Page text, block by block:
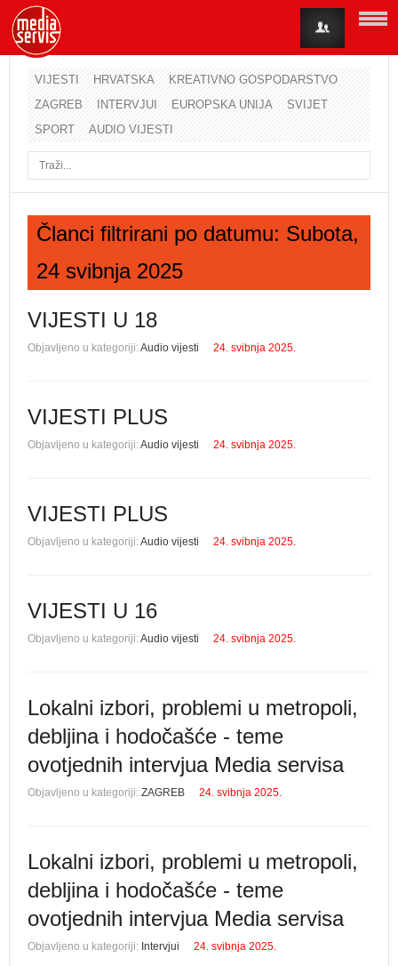
VIJESTI HRVATSKA
KREATIVNO GOSPODARSTVO
ZAGREB
INTERVJUI EUROPSKA UNIJA
SVIJET
SPORT
AUDIO VIJESTI
Članci filtrirani po datumu: Subota,
24 svibnja 2025
VIJESTI U 18
Objavljeno u kategoriji:Audio vijesti 24. svibnja 2025.
VIJESTI PLUS
Objavljeno u kategoriji:Audio vijesti 24. svibnja 2025.
VIJESTI PLUS
Objavljeno u kategoriji:Audio vijesti 24. svibnja 2025.
VIJESTI U 16
Objavljeno u kategoriji:Audio vijesti 24. svibnja 2025.
Lokalni izbori, problemi u metropoli,
debljina i hodočašće - teme
ovotjednih intervjua Media servisa
Objavljeno u kategoriji: ZAGREB 24. svibnja 2025.
Lokalni izbori, problemi u metropoli,
debljina i hodočašće - teme
ovotjednih intervjua Media servisa
Objavljeno u kategoriji: Intervjui 24. svibnja 2025.
Korisničko ime
Lozinka
Zaboravili ste lozinku?